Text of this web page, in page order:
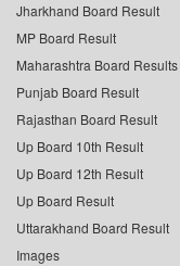
Jharkhand Board Result
MP Board Result
Maharashtra Board Results
Punjab Board Result
Rajasthan Board Result
Up Board 10th Result
Up Board 12th Result
Up Board Result
Uttarakhand Board Result
Images